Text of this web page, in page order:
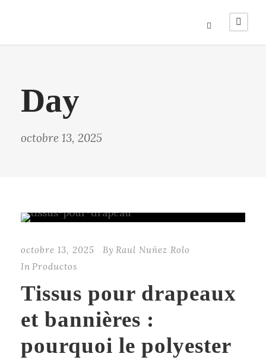
Day
octobre 13, 2025
octobre 13, 2025 By Raul Nuñez Rolo
In Productos
Tissus pour drapeaux
et bannières :
pourquoi le polyester